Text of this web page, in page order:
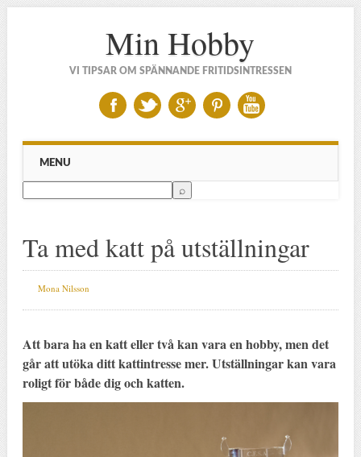
Min Hobby
VI TIPSAR OM SPÄNNANDE FRITIDSINTRESSEN
Main menu
Skip to content
MENU
Ta med katt på utställningar
Mona Nilsson
Att bara ha en katt eller två kan vara en hobby, men det
går att utöka ditt kattintresse mer. Utställningar kan vara
roligt för både dig och katten.